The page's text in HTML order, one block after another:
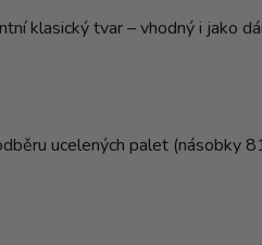
klasický tvar – vhodný i jako
ucelených palet (násobky